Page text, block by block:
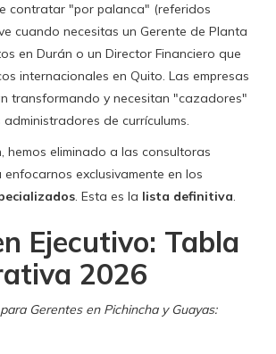
contratar "por palanca" (referidos
cuando necesitas un Gerente de Planta
en Durán o un Director Financiero que
internacionales en Quito. Las empresas
transformando y necesitan "cazadores"
administradores de currículums.
hemos eliminado a las consultoras
exclusivamente en los
. Esta es la lista definitiva.
Ejecutivo: Tabla
2026
Gerentes en Pichincha y Guayas: